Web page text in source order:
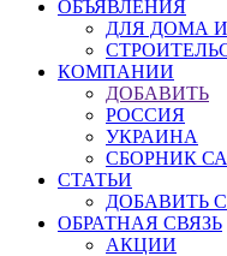
ОБЪЯВЛЕНИЯ
ДЛЯ ДОМА
КОМПАНИИ
ДОБАВИТЬ
РОССИЯ
УКРАИНА
СБОРНИК
СТАТЬИ
ДОБАВИТЬ
ОБРАТНАЯ СВЯЗЬ
АКЦИИ